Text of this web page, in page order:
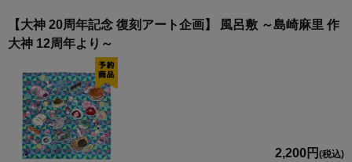
【大神 20周年記念 復刻アート企画】 風呂敷 ～島崎麻里 作
大神 12周年より～
2,200円 (税込)